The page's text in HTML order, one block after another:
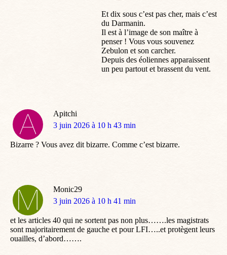
Et dix sous c’est pas cher, mais c’est
du Darmanin.
Il est à l’image de son maître à
penser ! Vous vous souvenez
Zebulon et son carcher.
Depuis des éoliennes apparaissent
un peu partout et brassent du vent.
Apitchi
dit
3 juin 2026 à 10 h 43 min
Bizarre ? Vous avez dit bizarre. Comme c’est bizarre.
Monic29
dit
3 juin 2026 à 10 h 41 min
et les articles 40 qui ne sortent pas non plus…….les magistrats
sont majoritairement de gauche et pour LFI…..et protègent leurs
ouailles, d’abord…….